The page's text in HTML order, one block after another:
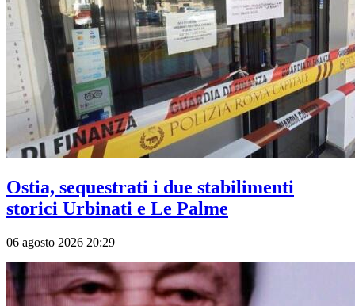
Ostia, sequestrati i due stabilimenti
storici Urbinati e Le Palme
06 agosto 2026 20:29